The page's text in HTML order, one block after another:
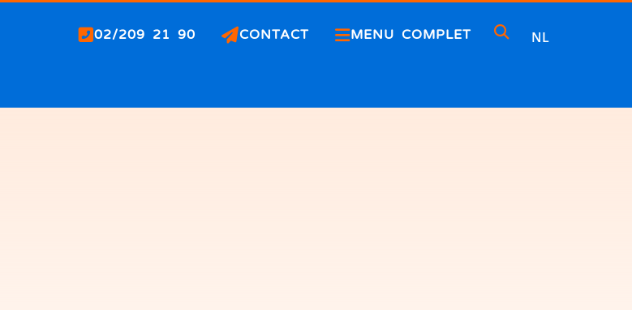
02/209 21 90 CONTACT MENU COMPLET NL